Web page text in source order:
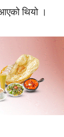
थियो ।